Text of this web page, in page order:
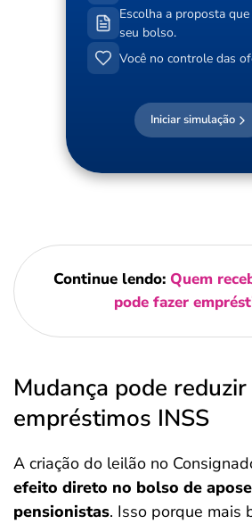
Escolha a proposta
seu bolso.
Você no controle das
Iniciar simulação
Continue lendo: Quem
pode fazer
Mudança pode
empréstimos INSS
A criação do leilão no
efeito direto no bolso de
pensionistas. Isso porque mais